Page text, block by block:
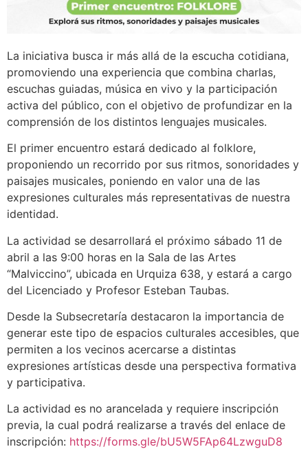
La iniciativa busca ir más allá de la escucha cotidiana,
promoviendo una experiencia que combina charlas,
escuchas guiadas, música en vivo y la participación
activa del público, con el objetivo de profundizar en la
comprensión de los distintos lenguajes musicales.
El primer encuentro estará dedicado al folklore,
proponiendo un recorrido por sus ritmos, sonoridades y
paisajes musicales, poniendo en valor una de las
expresiones culturales más representativas de nuestra
identidad.
La actividad se desarrollará el próximo sábado 11 de
abril a las 9:00 horas en la Sala de las Artes
“Malviccino”, ubicada en Urquiza 638, y estará a cargo
del Licenciado y Profesor Esteban Taubas.
Desde la Subsecretaría destacaron la importancia de
generar este tipo de espacios culturales accesibles, que
permiten a los vecinos acercarse a distintas
expresiones artísticas desde una perspectiva formativa
y participativa.
La actividad es no arancelada y requiere inscripción
previa, la cual podrá realizarse a través del enlace de
inscripción: https://forms.gle/bU5W5FAp64LzwguD8